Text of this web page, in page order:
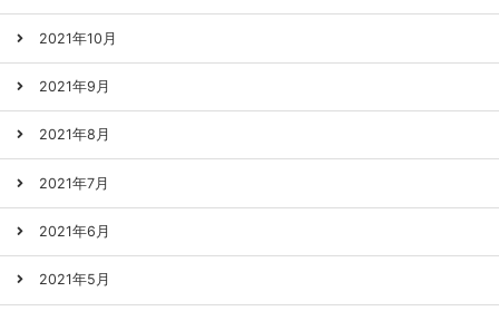
2021年10月
2021年9月
2021年8月
2021年7月
2021年6月
2021年5月